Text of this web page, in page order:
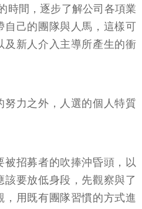
時間，逐步了解公司各項業
自己的團隊與人馬，這樣可
及新人介入主導所產生的衝
努力之外，人選的個人特質
被招募者的吹捧沖昏頭，以
要放低身段，先觀察與了
用既有團隊習慣的方式進